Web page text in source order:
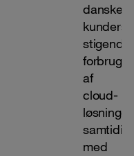
danske
kunders
stigende
forbrug
af
cloud-
løsninger,
samtidig
med